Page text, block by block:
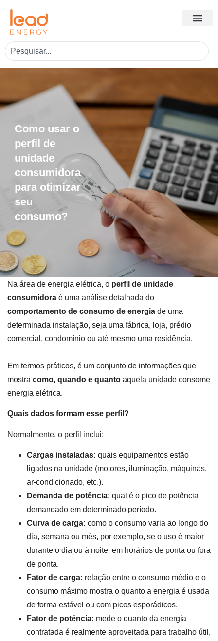
Como usar o
perfil de
unidade
consumidora
para otimizar
seu
consumo?
Na área de energia elétrica, o perfil de unidade
consumidora é uma análise detalhada do
comportamento de consumo de energia de uma
determinada instalação, seja uma fábrica, loja, prédio
comercial, condomínio ou até mesmo uma residência.
Em termos práticos, é um conjunto de informações que
mostra como, quando e quanto aquela unidade consome
energia elétrica.
Quais dados formam esse perfil?
Normalmente, o perfil inclui:
Cargas instaladas: quais equipamentos estão
ligados na unidade (motores, iluminação, máquinas,
ar-condicionado, etc.).
Demanda de potência: qual é o pico de potência
demandado em determinado período.
Curva de carga: como o consumo varia ao longo do
dia, semana ou mês, por exemplo, se o uso é maior
durante o dia ou à noite, em horários de ponta ou fora
de ponta.
Fator de carga: relação entre o consumo médio e o
consumo máximo mostra o quanto a energia é usada
de forma estável ou com picos esporádicos.
Fator de potência: mede o quanto da energia
contratada é realmente aproveitada para trabalho útil,